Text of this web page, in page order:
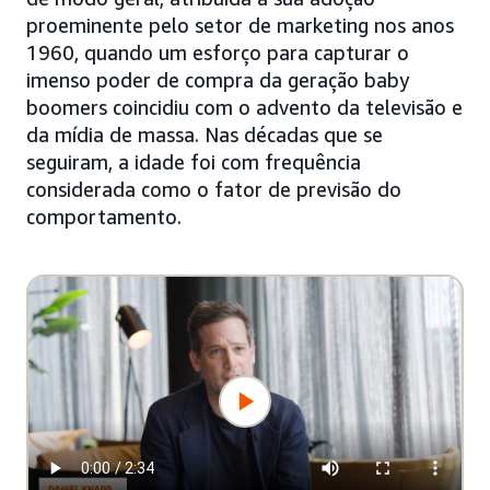
proeminente pelo setor de marketing nos anos
1960, quando um esforço para capturar o
imenso poder de compra da geração baby
boomers coincidiu com o advento da televisão e
da mídia de massa. Nas décadas que se
seguiram, a idade foi com frequência
considerada como o fator de previsão do
comportamento.